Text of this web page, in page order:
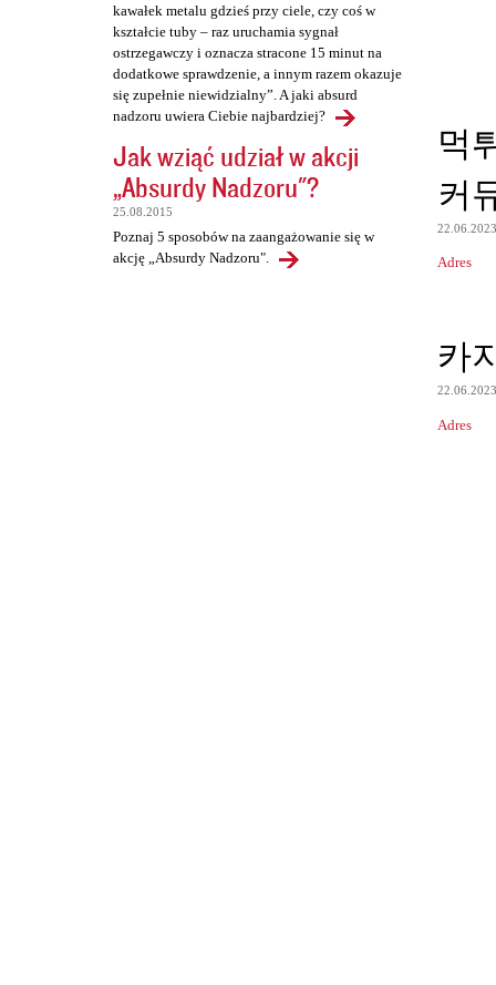
kawałek metalu gdzieś przy ciele, czy coś w
kształcie tuby – raz uruchamia sygnał
ostrzegawczy i oznacza stracone 15 minut na
dodatkowe sprawdzenie, a innym razem okazuje
się zupełnie niewidzialny”. A jaki absurd
nadzoru uwiera Ciebie najbardziej?
Jak wziąć udział w akcji
„Absurdy Nadzoru"?
25.08.2015
Poznaj 5 sposobów na zaangażowanie się w
akcję „Absurdy Nadzoru".
먹
커
22.06.2023
Adres
카
22.06.2023
Adres